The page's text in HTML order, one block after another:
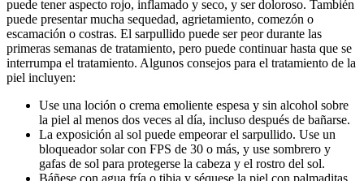
puede tener aspecto rojo, inflamado y seco, y ser doloroso. También
puede presentar mucha sequedad, agrietamiento, comezón o
escamación o costras. El sarpullido puede ser peor durante las
primeras semanas de tratamiento, pero puede continuar hasta que se
interrumpa el tratamiento. Algunos consejos para el tratamiento de la
piel incluyen:
Use una loción o crema emoliente espesa y sin alcohol sobre
la piel al menos dos veces al día, incluso después de bañarse.
La exposición al sol puede empeorar el sarpullido. Use un
bloqueador solar con FPS de 30 o más, y use sombrero y
gafas de sol para protegerse la cabeza y el rostro del sol.
Báñese con agua fría o tibia y séquese la piel con palmaditas.